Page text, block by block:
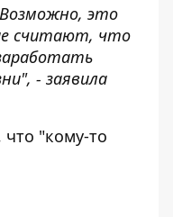
это
считают, что
- заявила
что "кому-то